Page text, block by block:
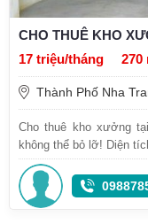
CHO THUÊ KHO
17 triệu/tháng
270
Thành Phố Nha
Cho thuê kho xưởng
không thể bỏ lỡ! Diện